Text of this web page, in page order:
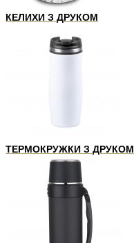
КЕЛИХИ З ДРУКОМ
ТЕРМОКРУЖКИ З ДРУКОМ